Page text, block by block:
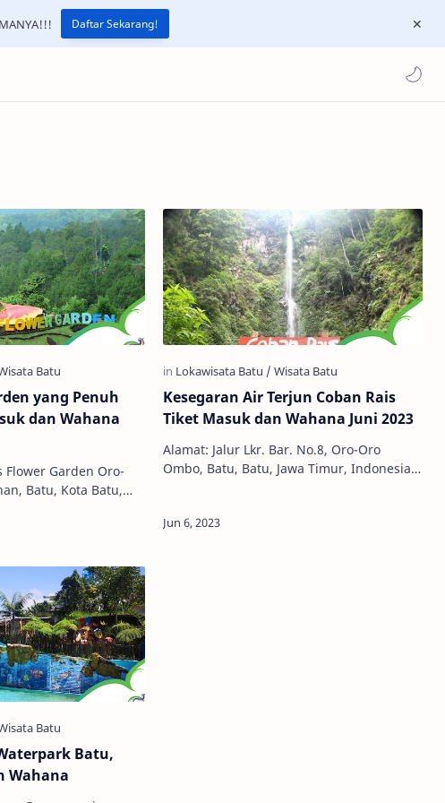
Daftar Sekarang!
yang Penuh
dan Wahana
Flower Garden Oro-
Batu, Kota Batu,
085285729…
Kesegaran Air Terjun Coban Rais
Tiket Masuk dan Wahana Juni 2023
Alamat: Jalur Lkr. Bar. No.8, Oro-Oro
Ombo, Batu, Batu, Jawa Timur, Indonesia,
Batu,
Wahana